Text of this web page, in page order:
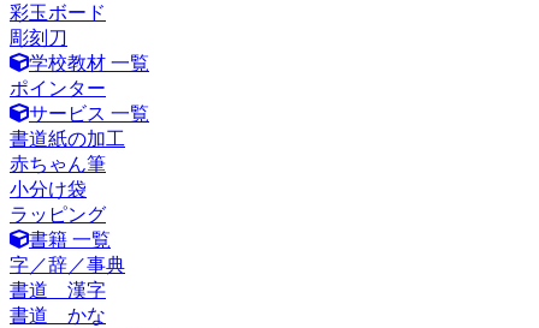
彩玉ボード
彫刻刀
学校教材 一覧
ポインター
サービス 一覧
書道紙の加工
赤ちゃん筆
小分け袋
ラッピング
書籍 一覧
字／辞／事典
書道 漢字
書道 かな